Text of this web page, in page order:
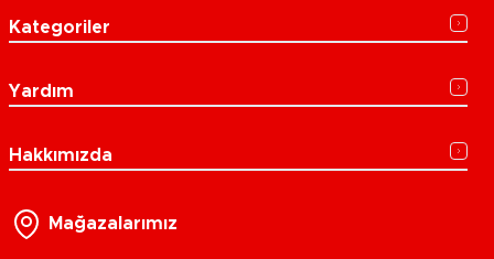
Kategoriler
Yardım
Hakkımızda
Mağazalarımız